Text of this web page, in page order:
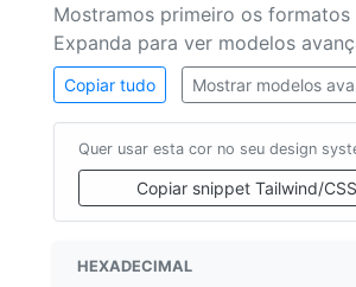
Mostramos primeiro os formatos
Expanda para ver modelos
Copiar tudo Mostrar modelos
Quer usar esta cor no seu design
Copiar snippet Tailwind/
HEXADECIMAL